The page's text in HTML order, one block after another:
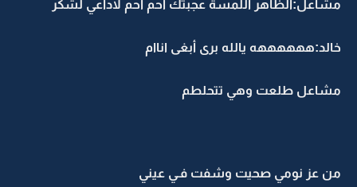
مشاعل:الظاهر اللمسة عجبتك أحم احم لاداعي لشكر
خالد:ههههههه يالله برى أبغى اناام
مشاعل طلعت وهي تتحلطم
من عز نومي صحيت وشفت فـي عيني